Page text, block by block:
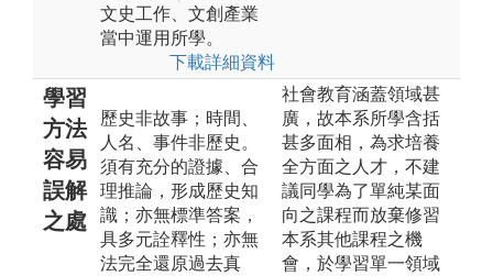
文史工作、文創產業
當中運用所學。
下載詳細資料
學習
方法
容易
誤解
之處
歷史非故事；時間、
人名、事件非歷史。
須有充分的證據、合
理推論，形成歷史知
識；亦無標準答案，
具多元詮釋性；亦無
法完全還原過去真
社會教育涵蓋領域甚
廣，故本系所學含括
甚多面相，為求培養
全方面之人才，不建
議同學為了單純某面
向之課程而放棄修習
本系其他課程之機
會，於學習單一領域